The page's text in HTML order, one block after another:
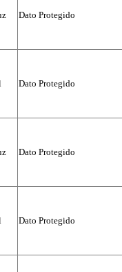
Dato Protegido
Dato Protegido
Dato Protegido
Dato Protegido